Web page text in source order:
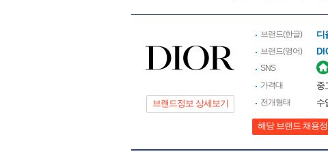
브랜드정보 상세보기
브랜드(한글) 디
브랜드(영어)
SNS
가격대
중
전개형태 수
해당 브랜드 채용